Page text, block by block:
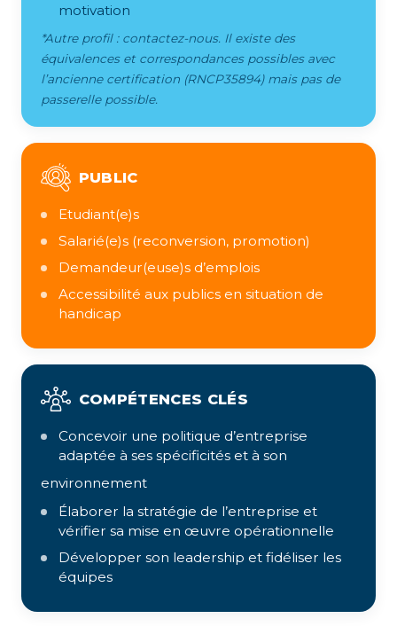
motivation
*Autre profil : contactez-nous. Il existe des
équivalences et correspondances possibles avec
l’ancienne certification (RNCP35894) mais pas de
passerelle possible.
PUBLIC
Etudiant(e)s
Salarié(e)s (reconversion, promotion)
Demandeur(euse)s d’emplois
Accessibilité aux publics en situation de
handicap
COMPÉTENCES CLÉS
Concevoir une politique d’entreprise
adaptée à ses spécificités et à son
environnement
Élaborer la stratégie de l’entreprise et
vérifier sa mise en œuvre opérationnelle
Développer son leadership et fidéliser les
équipes